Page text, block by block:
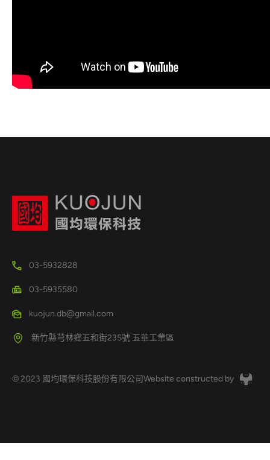
03-5932828
03-5935580
kuojun.db@gmail.com
新竹縣芎林鄉五和街235號 五華工業區
© 2023 國均環保科技股份有限公司Website constructed by